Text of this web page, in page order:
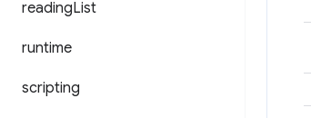
readingList
runtime
scripting